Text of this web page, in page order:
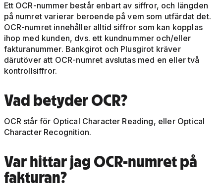
Ett OCR-nummer består enbart av siffror, och längden
på numret varierar beroende på vem som utfärdat det.
OCR-numret innehåller alltid siffror som kan kopplas
ihop med kunden, dvs. ett kundnummer och/eller
fakturanummer. Bankgirot och Plusgirot kräver
därutöver att OCR-numret avslutas med en eller två
kontrollsiffror.
Vad betyderOCR?
OCR står för Optical Character Reading, eller Optical
Character Recognition.
Varhittarjag OCR-numret på
fakturan?